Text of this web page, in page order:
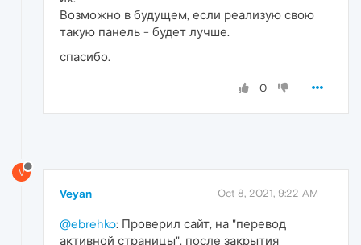
Возможно в будущем, если реализую свою
такую панель - будет лучше.
спасибо.
0
V
Veyan Oct 8, 2021, 9:22 AM
@ebrehko: Проверил сайт, на "перевод
активной страницы", после закрытия